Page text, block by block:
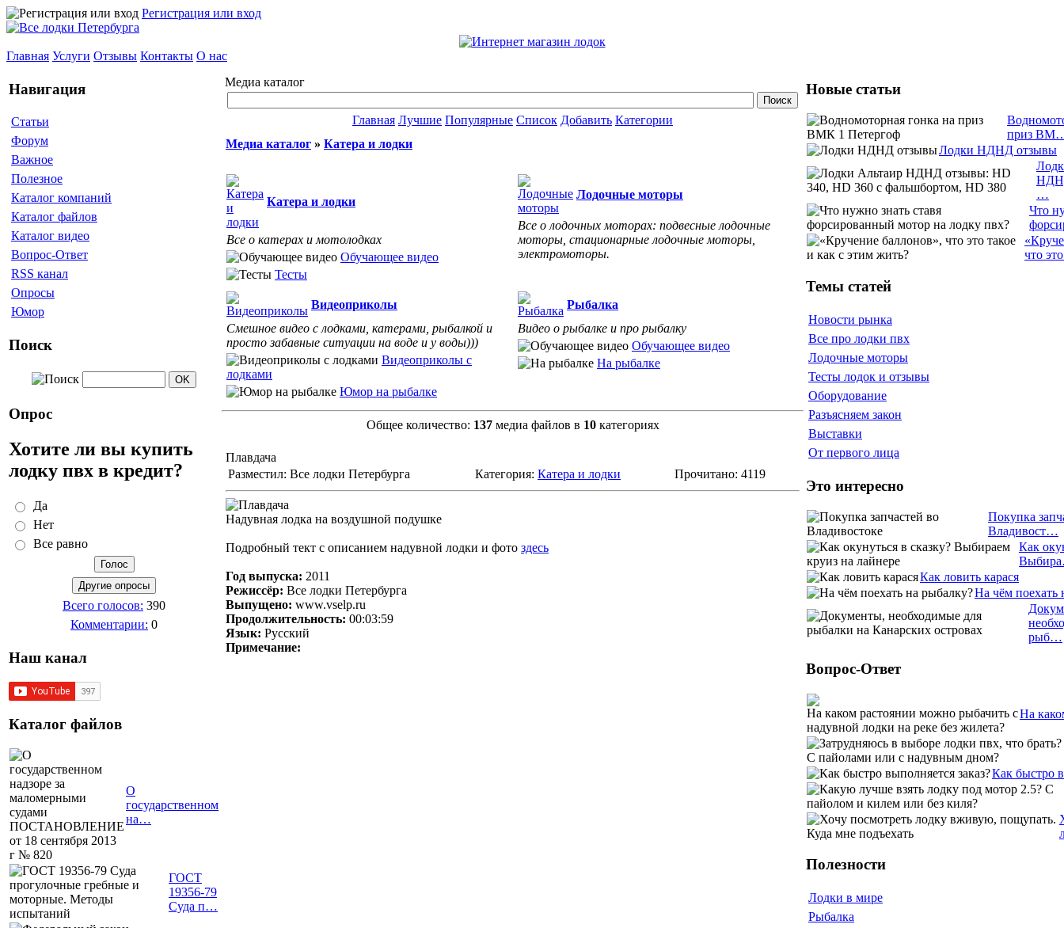
Регистрация или вход
Главная Услуги Отзывы Контакты О нас
Навигация
Статьи
Форум
Важное
Полезное
Каталог компаний
Каталог файлов
Каталог видео
Вопрос-Ответ
RSS канал
Опросы
Юмор
Поиск
Опрос
Хотите ли вы купить
лодку пвх в кредит?
Да
Нет
Все равно
Всего голосов: 390
Комментарии: 0
Наш канал
Каталог файлов
О
государственном
на…
ГОСТ
19356-79
Суда п…
Медиа каталог
Главная Лучшие Популярные Список Добавить Категории
Медиа каталог » Катера и лодки
Катера и лодки
Все о катерах и мотолодках
Обучающее видео
Тесты
Лодочные моторы
Все о лодочных моторах: подвесные лодочные
моторы, стационарные лодочные моторы,
электромоторы.
Видеоприколы
Смешное видео с лодками, катерами, рыбалкой и
просто забавные ситуации на воде и у воды)))
Видеоприколы с
лодками
Юмор на рыбалке
Рыбалка
Видео о рыбалке и про рыбалку
Обучающее видео
На рыбалке
Общее количество: 137медиа файлов в 10категориях
Плавдача
Разместил: Все лодки Петербурга
Категория: Катера и лодки Прочитано: 4119
Надувная лодка на воздушной подушке
Подробный тект с описанием надувной лодки и фото здесь
Год выпуска: 2011
Режиссёр: Все лодки Петербурга
Выпущено: www.vselp.ru
Продолжительность: 00:03:59
Язык: Русский
Примечание:
Новые статьи
приз
Лодки НДНД отзывы
…
Что
что
Темы статей
Новости рынка
Все про лодки пвх
Лодочные моторы
Тесты лодок и отзывы
Оборудование
Разъясняем закон
Выставки
От первого лица
Это интересно
Покупка
Владивост…
Как
Как ловить карася
На чём поехать
рыб…
Вопрос-Ответ
На
Как быстро
Полезности
Лодки в мире
Рыбалка